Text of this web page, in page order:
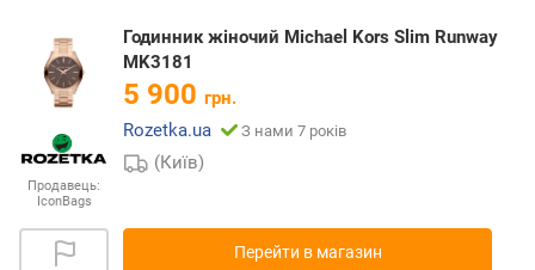
Продавець:
IconBags
Годинник жіночий Michael Kors Slim Runway
MK3181
5 900 грн.
Rozetka.ua
З нами 7 років
(Київ)
Перейти в магазин